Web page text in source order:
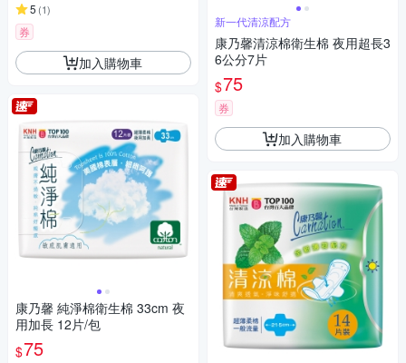
5 (1)
券
加入購物車
康乃馨 純淨棉衛生棉 33cm 夜
用加長 12片/包
$75
新一代清涼配方
康乃馨清涼棉衛生棉 夜用超長3
6公分7片
$75
券
加入購物車